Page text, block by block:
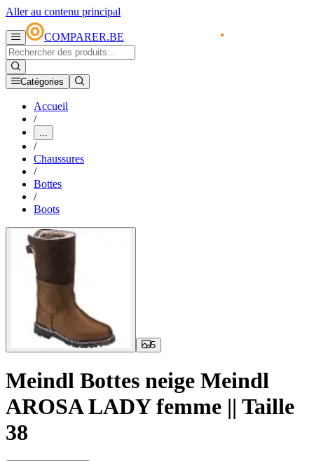
Aller au contenu principal
COMPARER.BE
Catégories
Accueil
/
...
/
Chaussures
/
Bottes
/
Boots
5
Meindl Bottes neige Meindl
AROSA LADY femme || Taille
38